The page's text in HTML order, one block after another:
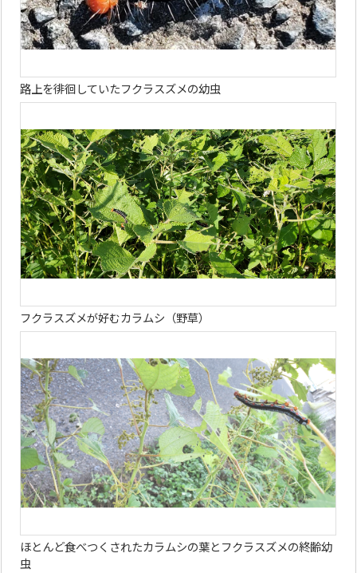
路上を徘徊していたフクラスズメの幼虫
フクラスズメが好むカラムシ（野草）
ほとんど食べつくされたカラムシの葉とフクラスズメの終齢幼
虫